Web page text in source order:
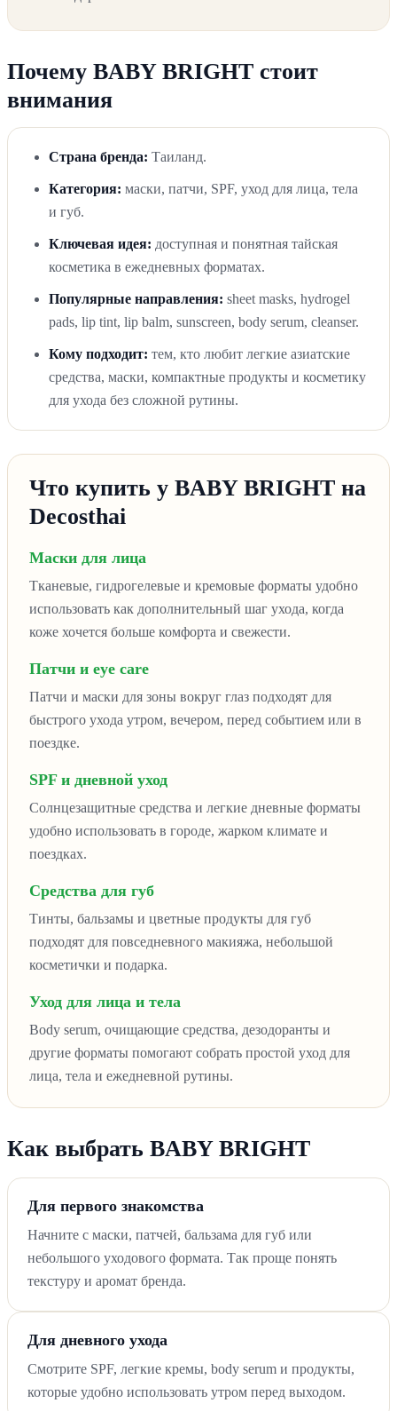
Почему BABY BRIGHT стоит
внимания
Страна бренда: Таиланд.
Категория: маски, патчи, SPF, уход для лица, тела
и губ.
Ключевая идея: доступная и понятная тайская
косметика в ежедневных форматах.
Популярные направления: sheet masks, hydrogel
pads, lip tint, lip balm, sunscreen, body serum, cleanser.
Кому подходит: тем, кто любит легкие азиатские
средства, маски, компактные продукты и косметику
для ухода без сложной рутины.
Что купить у BABY BRIGHT на
Decosthai
Маски для лица
Тканевые, гидрогелевые и кремовые форматы удобно
использовать как дополнительный шаг ухода, когда
коже хочется больше комфорта и свежести.
Патчи и eye care
Патчи и маски для зоны вокруг глаз подходят для
быстрого ухода утром, вечером, перед событием или в
поездке.
SPF и дневной уход
Солнцезащитные средства и легкие дневные форматы
удобно использовать в городе, жарком климате и
поездках.
Средства для губ
Тинты, бальзамы и цветные продукты для губ
подходят для повседневного макияжа, небольшой
косметички и подарка.
Уход для лица и тела
Body serum, очищающие средства, дезодоранты и
другие форматы помогают собрать простой уход для
лица, тела и ежедневной рутины.
Как выбрать BABY BRIGHT
Для первого знакомства
Начните с маски, патчей, бальзама для губ или
небольшого уходового формата. Так проще понять
текстуру и аромат бренда.
Для дневного ухода
Смотрите SPF, легкие кремы, body serum и продукты,
которые удобно использовать утром перед выходом.